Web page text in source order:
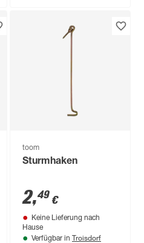
toom
Sturmhaken
2,49 €
Keine Lieferung nach
Hause
Verfügbar in Troisdorf